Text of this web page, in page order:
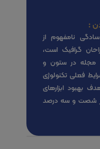
:
نامفهوم از
گرافیک است،
مجله در ستون و
فعلی تکنولوژی
بهبود ابزارهای
در شصت و سه درصد